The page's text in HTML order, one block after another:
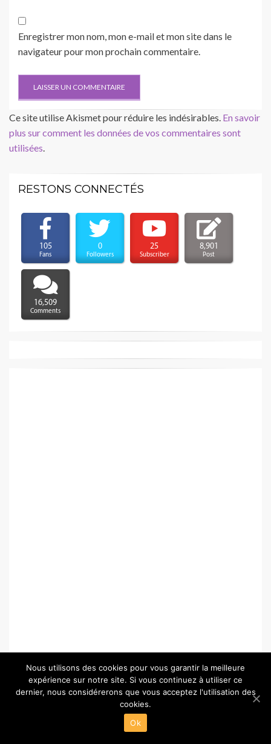
Enregistrer mon nom, mon e-mail et mon site dans le
navigateur pour mon prochain commentaire.
Ce site utilise Akismet pour réduire les indésirables. En savoir
plus sur comment les données de vos commentaires sont
utilisées.
RESTONS CONNECTÉS
105
Fans
0
Followers
25
Subscriber
8,901
Post
16,509
Comments
© Copyright 2026 –
Powered by
Nous utilisons des cookies pour vous garantir la meilleure
expérience sur notre site. Si vous continuez à utiliser ce
dernier, nous considérerons que vous acceptez l'utilisation des
cookies.
Ok